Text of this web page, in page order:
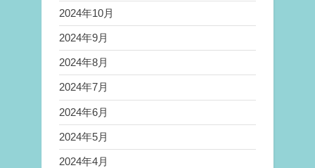
2024年10月
2024年9月
2024年8月
2024年7月
2024年6月
2024年5月
2024年4月